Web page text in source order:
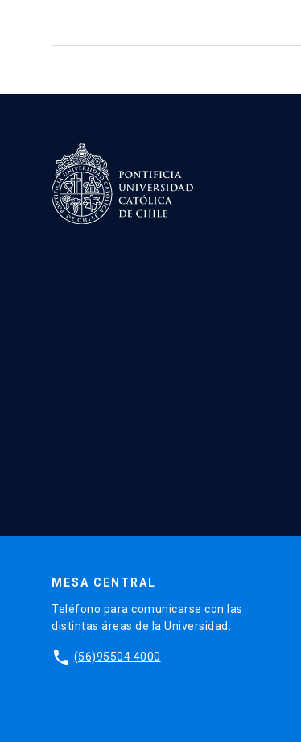
MESA CENTRAL
Teléfono para comunicarse con las
distintas áreas de la Universidad.
phone (56)95504 4000